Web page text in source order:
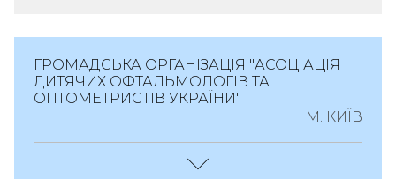
Керівник:
Атаманенко Лілія
Владиславівна;
31.12.2012; (Немає
Спеціалізація:
Народна І
Нетрадиційна
Медицина
04070, Місто Київ,
ГРОМАДСЬКА ОРГАНІЗАЦІЯ "АСОЦІАЦІЯ
ДИТЯЧИХ ОФТАЛЬМОЛОГІВ ТА
ОПТОМЕТРИСТІВ УКРАЇНИ"
М. КИЇВ